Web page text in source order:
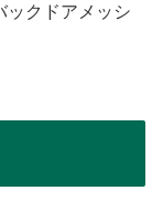
ックドアメッシ